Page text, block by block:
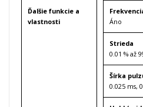
Ďalšie funkcie a
vlastnosti
Áno
Strieda
0.01 % až
Šírka
0.025 ms,